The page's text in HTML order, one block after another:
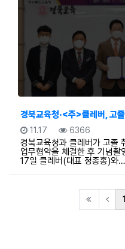
경북교육청·<주>클레버, 고
등록일
11.17 조회
6366
경북교육청과 클레버가 고졸
업무협약을 체결한 후 기념촬
17일 클레버(대표 정종홍)와…
1